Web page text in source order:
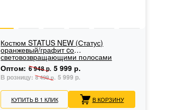
Костюм STATUS NEW (Статус)
оранжевый/графит cо
световозвращающими полосами
Оптом: 6 948 р. 5 999 р.
В розницу:8 499 р. 5 999 р.
КУПИТЬ В 1 КЛИК В КОРЗИНУ